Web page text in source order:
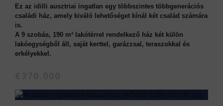
Ez az idilli ausztriai ingatlan egy többszintes többgenerációs
családi ház, amely kiváló lehetőséget kínál két család számára
is.
A 9 szobás, 190 m² lakótérrel rendelkező ház két külön
lakóegységből áll, saját kerttel, garázzsal, teraszokkal és
erkélyekkel.